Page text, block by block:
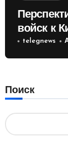
войск к
России
telegnews
Поиск